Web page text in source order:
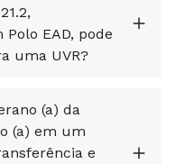
EAD, pode
uma UVR?
(a) da
(a) em um
e